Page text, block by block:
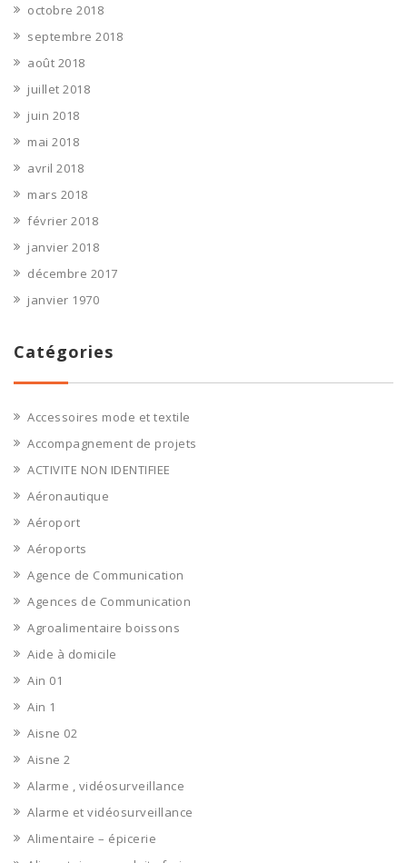
octobre 2018
septembre 2018
août 2018
juillet 2018
juin 2018
mai 2018
avril 2018
mars 2018
février 2018
janvier 2018
décembre 2017
janvier 1970
Catégories
Accessoires mode et textile
Accompagnement de projets
ACTIVITE NON IDENTIFIEE
Aéronautique
Aéroport
Aéroports
Agence de Communication
Agences de Communication
Agroalimentaire boissons
Aide à domicile
Ain 01
Ain 1
Aisne 02
Aisne 2
Alarme , vidéosurveillance
Alarme et vidéosurveillance
Alimentaire – épicerie